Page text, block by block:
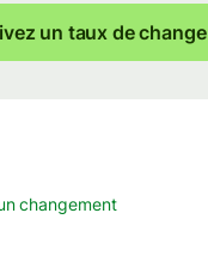
un taux de change
changement